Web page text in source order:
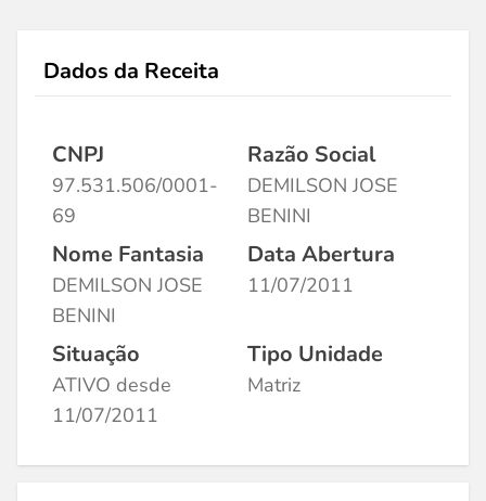
Dados da Receita
CNPJ
97.531.506/0001-
69
Razão Social
DEMILSON JOSE
BENINI
Nome Fantasia
DEMILSON JOSE
BENINI
Data Abertura
11/07/2011
Situação
ATIVO desde
11/07/2011
Tipo Unidade
Matriz